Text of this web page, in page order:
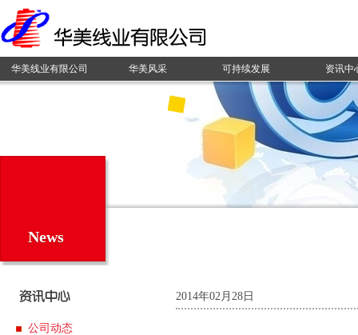
华美线业有限公司 华美风采 可持续发展 资讯中
News
公司动态
2014年02月28日